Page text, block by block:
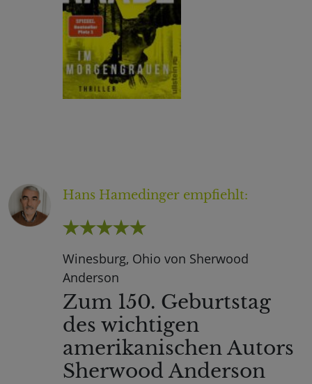
Hans Hamedinger empfiehlt:
Winesburg, Ohio von Sherwood
Anderson
Zum 150. Geburtstag
des wichtigen
amerikanischen Autors
Sherwood Anderson